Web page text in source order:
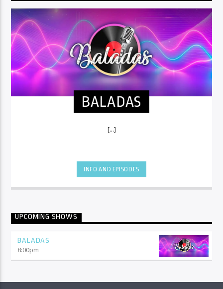
BALADAS
[...]
INFO AND EPISODES
UPCOMING SHOWS
BALADAS
8:00pm